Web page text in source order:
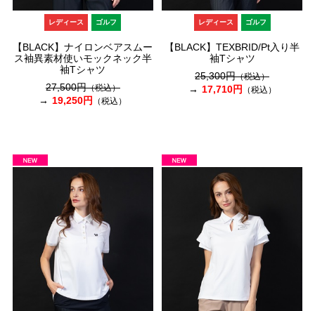
レディース ゴルフ
【BLACK】ナイロンベアスムー
ス袖異素材使いモックネック半
袖Tシャツ
27,500円（税込）
19,250円 （税込）
レディース ゴルフ
【BLACK】TEXBRID/Pt入り半
袖Tシャツ
25,300円（税込）
17,710円 （税込）